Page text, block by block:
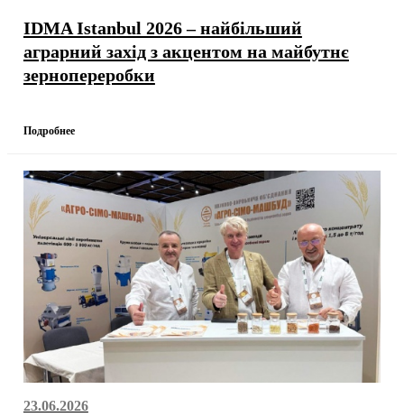
IDMA Istanbul 2026 – найбільший
аграрний захід з акцентом на майбутнє
зернопереробки
Подробнее
23.06.2026